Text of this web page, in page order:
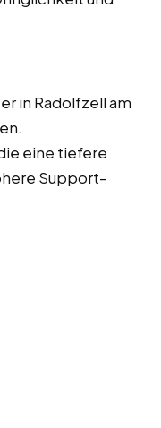
in Radolfzell am
eine tiefere
Support-